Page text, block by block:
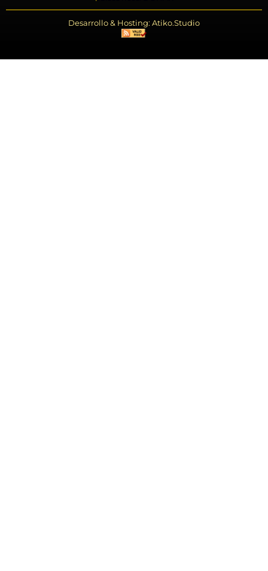
Desarrollo & Hosting: Atiko.Studio